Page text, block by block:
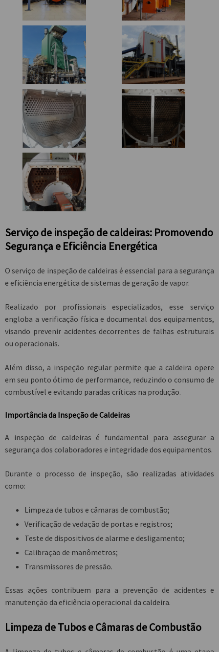
serviço de inspeção de caldeiras: Promovendo
Segurança e Eficiência Energética
Oserviço de inspeção de caldeiras é essencial para a segurança
e eficiência energética de sistemas de geração de vapor.
Realizado por profissionais especializados, esse serviço
engloba a verificação física e documental dos equipamentos,
visando prevenir acidentes decorrentes de falhas estruturais
ou operacionais.
Além disso, a inspeção regular permite que a caldeira opere
em seu ponto ótimo de performance, reduzindo o consumo de
combustível e evitando paradas críticas na produção.
Importância da Inspeção de Caldeiras
A inspeção de caldeiras é fundamental para assegurar a
segurança dos colaboradores e integridade dos equipamentos.
Durante o processo de inspeção, são realizadas atividades
como:
Limpeza de tubos e câmaras de combustão;
Verificação de vedação de portas e registros;
Teste de dispositivos de alarme e desligamento;
Calibração de manômetros;
Transmissores de pressão.
Essas ações contribuem para a prevenção de acidentes e
manutenção da eficiência operacional da caldeira.
Limpeza de Tubos e Câmaras de Combustão